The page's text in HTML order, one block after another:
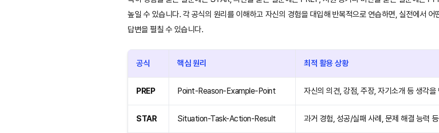
높일 수 있습니다. 각 공식의 원리를 이해하고 자신의 경험을 대입해 반복적으로 연습하면, 실전에서 어
답변을 펼칠 수 있습니다.
공식 핵심 원리 최적 활용 상황
PREP Point-Reason-Example-Point 자신의 의견, 강점, 주장, 자기소개 등 생각을
STAR Situation-Task-Action-Result 과거 경험, 성공/실패 사례, 문제 해결 능력